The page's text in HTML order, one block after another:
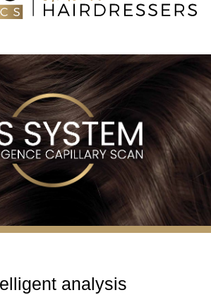
analysis